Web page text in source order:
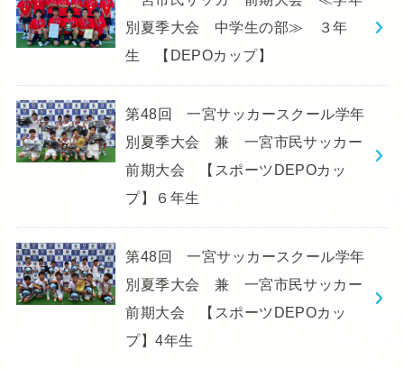
別夏季大会 中学生の部≫ ３年
生 【DEPOカップ】
第48回 一宮サッカースクール学年
別夏季大会 兼 一宮市民サッカー
前期大会 【スポーツDEPOカッ
プ】６年生
第48回 一宮サッカースクール学年
別夏季大会 兼 一宮市民サッカー
前期大会 【スポーツDEPOカッ
プ】4年生